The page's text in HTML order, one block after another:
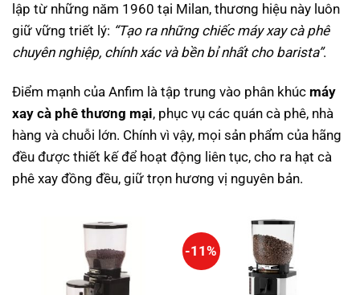
lập từ những năm 1960 tại Milan, thương hiệu này luôn
giữ vững triết lý: “Tạo ra những chiếc máy xay cà phê
chuyên nghiệp, chính xác và bền bỉ nhất cho barista”.
Điểm mạnh của Anfim là tập trung vào phân khúc máy
xay cà phê thương mại, phục vụ các quán cà phê, nhà
hàng và chuỗi lớn. Chính vì vậy, mọi sản phẩm của hãng
đều được thiết kế để hoạt động liên tục, cho ra hạt cà
phê xay đồng đều, giữ trọn hương vị nguyên bản.
-11%